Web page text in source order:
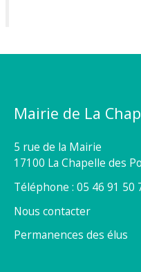
Mairie de La
5 rue de la Mairie
17100 La Chapelle des
Téléphone : 05 46 91 50
Nous contacter
Permanences des élus